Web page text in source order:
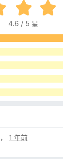
览
器
附
加
件
4.6 / 5 星
， 1 年前